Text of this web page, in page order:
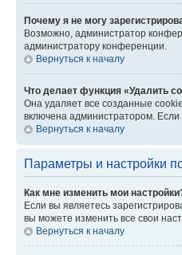
Почему я не могу
Возможно, администратор
администратору конференции.
Вернуться к началу
Что делает функция «Удалить
Она удаляет все созданные
включена администратором.
Вернуться к началу
Параметры и настройки
Как мне изменить мои
Если вы являетесь
вы можете изменить все свои
Вернуться к началу